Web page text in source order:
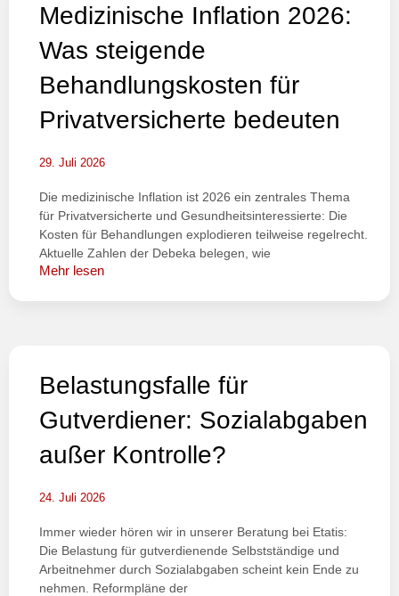
Medizinische Inflation 2026:
Was steigende
Behandlungskosten für
Privatversicherte bedeuten
29. Juli 2026
Die medizinische Inflation ist 2026 ein zentrales Thema
für Privatversicherte und Gesundheitsinteressierte: Die
Kosten für Behandlungen explodieren teilweise regelrecht.
Aktuelle Zahlen der Debeka belegen, wie
Mehr lesen
Belastungsfalle für
Gutverdiener: Sozialabgaben
außer Kontrolle?
24. Juli 2026
Immer wieder hören wir in unserer Beratung bei Etatis:
Die Belastung für gutverdienende Selbstständige und
Arbeitnehmer durch Sozialabgaben scheint kein Ende zu
nehmen. Reformpläne der